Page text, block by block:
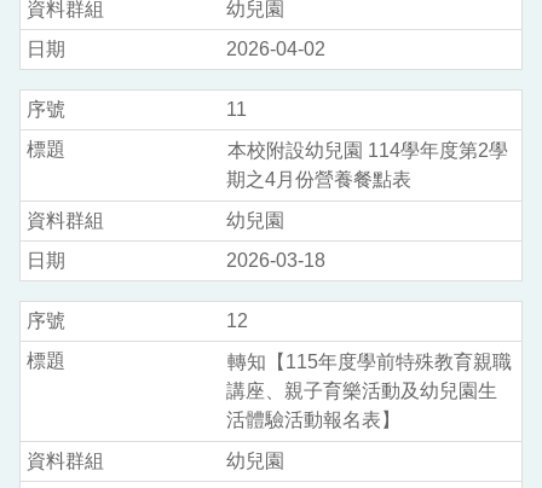
幼兒園
2026-04-02
11
本校附設幼兒園 114學年度第2學
期之4月份營養餐點表
幼兒園
2026-03-18
12
轉知【115年度學前特殊教育親職
講座、親子育樂活動及幼兒園生
活體驗活動報名表】
幼兒園